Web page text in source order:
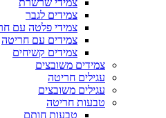
צמידים לגבר
צמידי פלטה עם
צמידים עם חריטה
צמידים קשיחים
צמידים משובצים
עגילים חריטה
עגילים משובצים
טבעות חריטה
טבעות חותם